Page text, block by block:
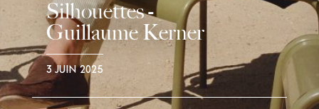
Silhouettes -
Guillaume Kerner
3 JUIN 2025